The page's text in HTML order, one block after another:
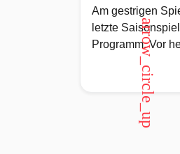
Am gestrigen
letzte
Programm. Vor
wir noch einmal
arrow_circle_up